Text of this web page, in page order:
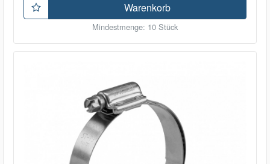
Warenkorb
Mindestmenge: 10 Stück